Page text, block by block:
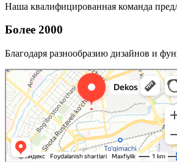
Наша квалифицированная команда
Более 2000
Благодаря разнообразию дизайнов и